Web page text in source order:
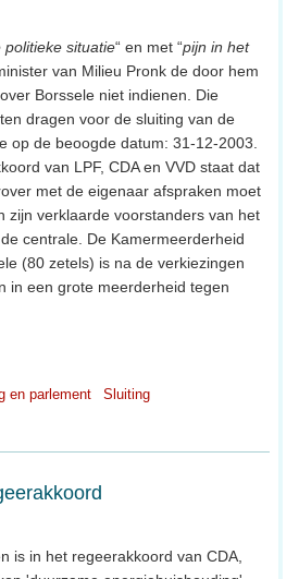
politieke situatie“ en met “pijn in het
van Milieu Pronk de door hem
Borssele niet indienen. Die
dragen voor de sluiting van de
op de beoogde datum: 31-12-2003.
van LPF, CDA en VVD staat dat
met de eigenaar afspraken moet
zijn verklaarde voorstanders van het
centrale. De Kamermeerderheid
(80 zetels) is na de verkiezingen
in een grote meerderheid tegen
en parlement Sluiting
is in het regeerakkoord van CDA,